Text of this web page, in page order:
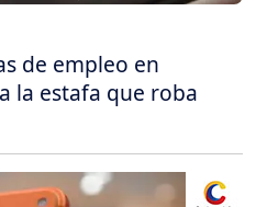
de empleo en
la estafa que roba